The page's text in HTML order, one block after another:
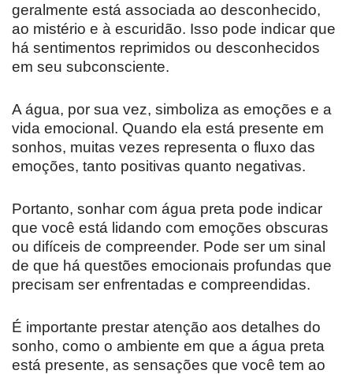
geralmente está associada ao desconhecido,
ao mistério e à escuridão. Isso pode indicar que
há sentimentos reprimidos ou desconhecidos
em seu subconsciente.
A água, por sua vez, simboliza as emoções e a
vida emocional. Quando ela está presente em
sonhos, muitas vezes representa o fluxo das
emoções, tanto positivas quanto negativas.
Portanto, sonhar com água preta pode indicar
que você está lidando com emoções obscuras
ou difíceis de compreender. Pode ser um sinal
de que há questões emocionais profundas que
precisam ser enfrentadas e compreendidas.
É importante prestar atenção aos detalhes do
sonho, como o ambiente em que a água preta
está presente, as sensações que você tem ao